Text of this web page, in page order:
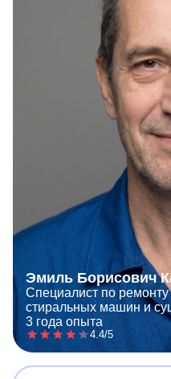
Эмиль Борисович
Специалист по
стиральных машин и
3 года опыта
4.4/5